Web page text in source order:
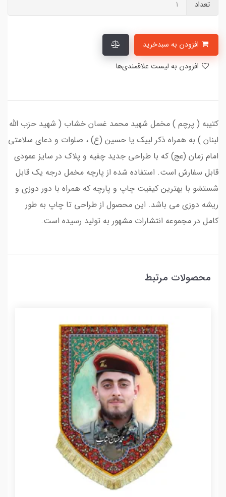
تعداد
کتیبه ( پرچم ) مخمل شهید محمد غسان خشاب ( شهید حزب الله
لبنان ) به همراه ذکر لبیک یا حسین (ع) ، صلوات و دعای سلامتی
امام زمان (عج) که با طراحی جدید چفیه و پلاک در سایز عمودی
قابل سفارش است. استفاده شده از پارچه مخمل درجه یک قابل
شستشو با بهترین کیفیت چاپ و پارچه که همراه با دور دوزی و
ریشه دوزی می باشد. این محصول از طراحی تا چاپ به طور
کامل در مجموعه انتشارات مشهور به تولید رسیده است.
محصولات مرتبط